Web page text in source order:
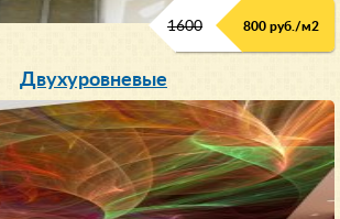
1600 800 руб./м2
Двухуровневые